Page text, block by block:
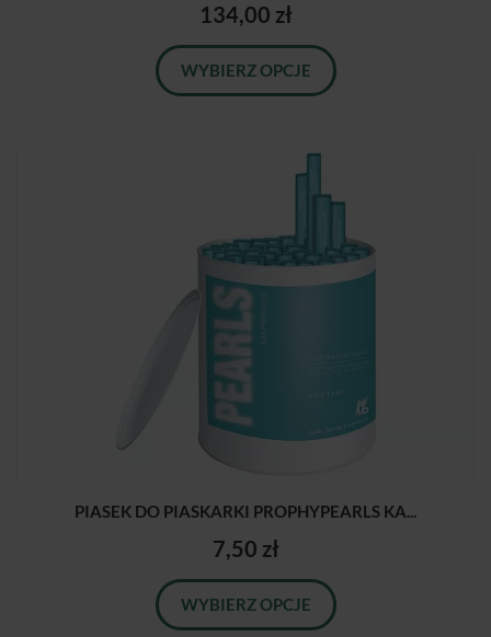
134,00 zł
WYBIERZ OPCJE
PIASEK DO PIASKARKI PROPHYPEARLS KA...
7,50 zł
WYBIERZ OPCJE